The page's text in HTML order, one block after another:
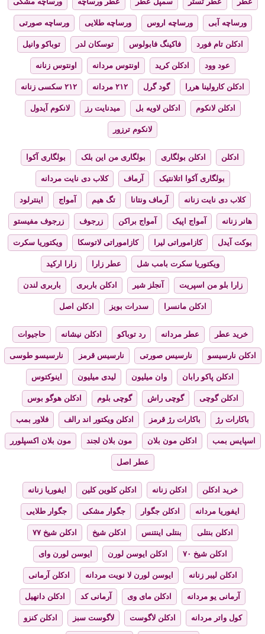
ورساچه آبی ورساچه اروس ورساچه طلایی ورساچه صورتی
ادکلن تام فورد فاکینگ فابولوس توسکان لدر توباکو وانیل
عود وود ادکلن کرید اونتوس مردانه اونتوس زنانه
ادکلن کارولینا هررا گود گرل ۲۱۲ مردانه ۲۱۲ سکسی زنانه
ادکلن لانکوم ادکلن لاویه بل میدنایت رز لانکوم آیدول
لانکوم ترزور
ادکلن ادکلن بولگاری بولگاری من این بلک بولگاری آکوا
بولگاری آکوا اتلانتیک آرماف کلاب دی نایت مردانه
کلاب دی نایت زنانه آرماف ونتانا تگ هیم آمواج اینترلود
هانر زنانه آمواج اپیک آمواج براکن زرجوف زرجوف مفیستو
بوکت آیدل کازاموراتی لیرا کازاموراتی لاتوسکا ویکتوریا سکرت
ویکتوریا سکرت بامب شل عطر زارا زارا ارکید
زارا بلو من اسپریت آنجلز شیر ادکلن باربری باربری لندن
ادکلن مانسرا سدرات بویز ادکلن اصل
خرید عطر عطر مردانه رد توباکو ادکلن نیشانه حاجیوات
ادکلن نارسیسو نارسیس صورتی نارسیس قرمز نارسیسو طوسی
ادکلن پاکو رابان وان میلیون لیدی میلیون اینوکتوس
ادکلن گوچی گوچی راش گوچی بلوم ادکلن هوگو بوس
باکارات رژ باکارات رژ قرمز ادکلن ویکتور اند رالف فلاور بمب
اسپایس بمب ادکلن مون بلان مون بلان لجند مون بلان اکسپلورر
عطر اصل
خرید ادکلن ادکلن زنانه ادکلن کلوین کلین ایفوریا زنانه
ایفوریا مردانه ادکلن جگوار جگوار مشکی جگوار طلایی
ادکلن بنتلی بنتلی اینتنس ادکلن شیخ ادکلن شیخ ۷۷
ادکلن شیخ ۷۰ ادکلن ایوسن لورن ایوسن لورن وای
ادکلن لیبر زنانه ایوسن لورن لا نویت مردانه ادکلن آرمانی
آرمانی یو مردانه ادکلن مای وی آرمانی کد ادکلن دانهیل
کول واتر مردانه ادکلن لاگوست لاگوست سبز ادکلن کنزو